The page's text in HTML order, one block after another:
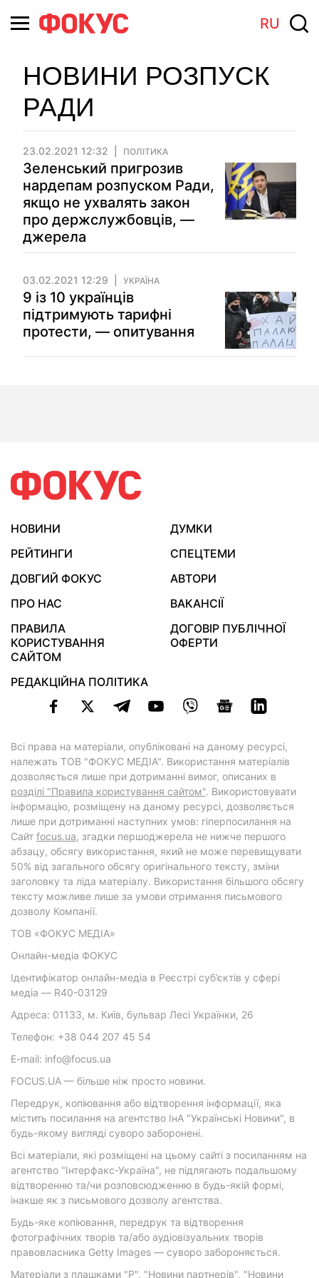
RU
НОВИНИ РОЗПУСК
РАДИ
23.02.2021 12:32 ПОЛІТИКА
Зеленський пригрозив
нардепам розпуском Ради,
якщо не ухвалять закон
про держслужбовців, —
джерела
03.02.2021 12:29 УКРАЇНА
9 із 10 українців
підтримують тарифні
протести, — опитування
НОВИНИ
ДУМКИ
РЕЙТИНГИ
СПЕЦТЕМИ
ДОВГИЙ ФОКУС
АВТОРИ
ПРО НАС
ВАКАНСІЇ
ПРАВИЛА
КОРИСТУВАННЯ
САЙТОМ
ДОГОВІР ПУБЛІЧНОЇ
ОФЕРТИ
РЕДАКЦІЙНА ПОЛІТИКА
Всі права на матеріали, опубліковані на даному ресурсі,
належать ТОВ "ФОКУС МЕДІА". Використання матеріалів
дозволяється лише при дотриманні вимог, описаних в
розділі "Правила користування сайтом". Використовувати
інформацію, розміщену на даному ресурсі, дозволяється
лише при дотриманні наступних умов: гіперпосилання на
Cайт focus.ua, згадки першоджерела не нижче першого
абзацу, обсягу використання, який не може перевищувати
50% від загального обсягу оригінального тексту, зміни
заголовку та ліда матеріалу. Використання більшого обсягу
тексту можливе лише за умови отримання письмового
дозволу Компанії.
ТОВ «ФОКУС МЕДІА»
Онлайн-медіа ФОКУС
Ідентифікатор онлайн-медіа в Реєстрі суб’єктів у сфері
медіа — R40-03129
Адреса: 01133, м. Київ, бульвар Лесі Українки, 26
Телефон: +38 044 207 45 54
E-mail: info@focus.ua
FOCUS.UA — більше ніж просто новини.
Передрук, копіювання або відтворення інформації, яка
містить посилання на агентство ІнА "Українські Новини", в
будь-якому вигляді суворо заборонені.
Всі матеріали, які розміщені на цьому сайті з посиланням на
агентство "Інтерфакс-Україна", не підлягають подальшому
відтворенню та/чи розповсюдженню в будь-якій формі,
інакше як з письмового дозволу агентства.
Будь-яке копіювання, передрук та відтворення
фотографічних творів та/або аудіовізуальних творів
правовласника Getty Images — суворо забороняється.
Матеріали з плашками "Р", "Новини партнерів", "Новини